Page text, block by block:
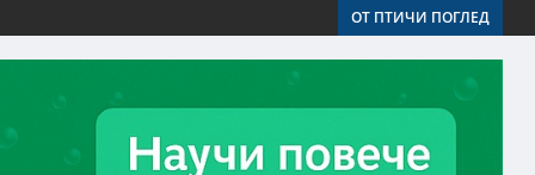
ОТ ПТИЧИ ПОГЛЕД